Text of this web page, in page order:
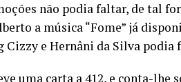
não podia faltar, de tal
a música “Fome” já
Cizzy e Hernâni da Silva podia
uma carta a 412, e conta-lhe